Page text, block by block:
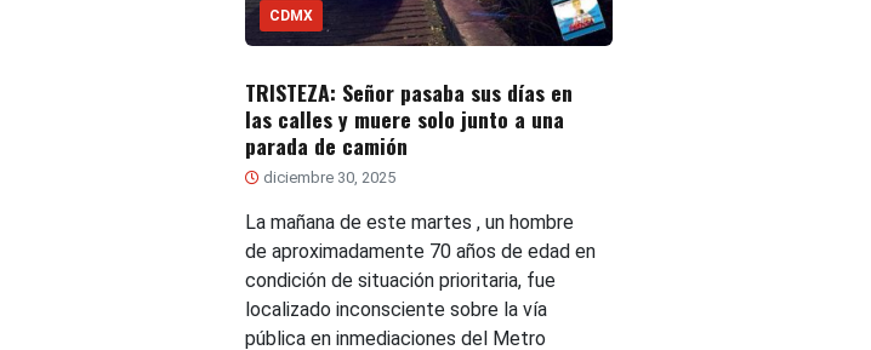
CDMX
TRISTEZA: Señor pasaba sus días en
las calles y muere solo junto a una
parada de camión
diciembre 30, 2025
La mañana de este martes , un hombre
de aproximadamente 70 años de edad en
condición de situación prioritaria, fue
localizado inconsciente sobre la vía
pública en inmediaciones del Metro